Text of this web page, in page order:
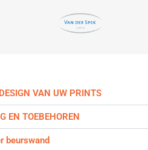
VAN UW PRINTS
EN TOEBEHOREN
beurswand